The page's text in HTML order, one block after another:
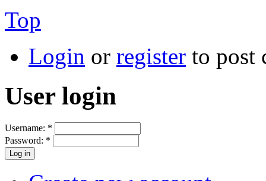
Top
Login or register to post
User login
Username: *
Password: *